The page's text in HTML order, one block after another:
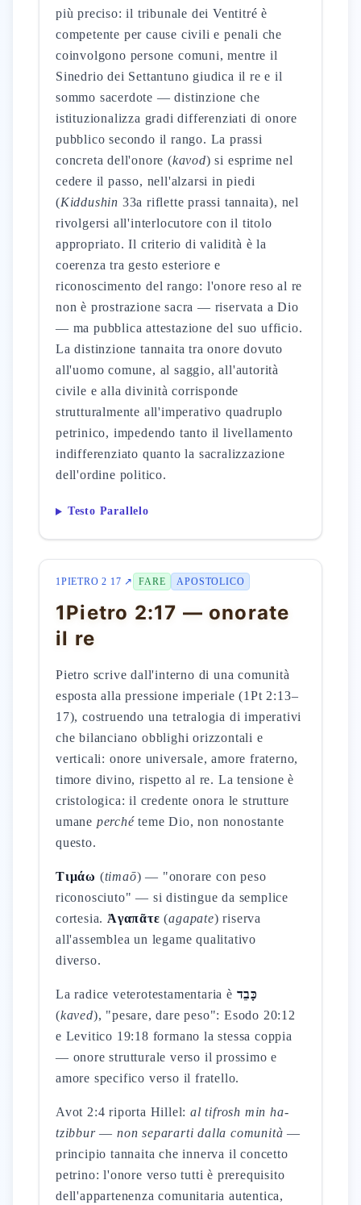
più preciso: il tribunale dei Ventitré è
competente per cause civili e penali che
coinvolgono persone comuni, mentre il
Sinedrio dei Settantuno giudica il re e il
sommo sacerdote — distinzione che
istituzionalizza gradi differenziati di onore
pubblico secondo il rango. La prassi
concreta dell'onore (kavod) si esprime nel
cedere il passo, nell'alzarsi in piedi
(Kiddushin 33a riflette prassi tannaita), nel
rivolgersi all'interlocutore con il titolo
appropriato. Il criterio di validità è la
coerenza tra gesto esteriore e
riconoscimento del rango: l'onore reso al re
non è prostrazione sacra — riservata a Dio
— ma pubblica attestazione del suo ufficio.
La distinzione tannaita tra onore dovuto
all'uomo comune, al saggio, all'autorità
civile e alla divinità corrisponde
strutturalmente all'imperativo quadruplo
petrinico, impedendo tanto il livellamento
indifferenziato quanto la sacralizzazione
dell'ordine politico.
Testo Parallelo
1PIETRO 2 17 ↗ FARE APOSTOLICO
1Pietro 2:17 — onorate
il re
Pietro scrive dall'interno di una comunità
esposta alla pressione imperiale (1Pt 2:13–
17), costruendo una tetralogia di imperativi
che bilanciano obblighi orizzontali e
verticali: onore universale, amore fraterno,
timore divino, rispetto al re. La tensione è
cristologica: il credente onora le strutture
umane perchéteme Dio, non nonostante
questo.
Τιμάω (timaō) — "onorare con peso
riconosciuto" — si distingue da semplice
cortesia. Ἀγαπᾶτε (agapate) riserva
all'assemblea un legame qualitativo
diverso.
La radice veterotestamentaria è כָּבֵד
(kaved), "pesare, dare peso": Esodo 20:12
e Levitico 19:18 formano la stessa coppia
— onore strutturale verso il prossimo e
amore specifico verso il fratello.
Avot 2:4 riporta Hillel: al tifrosh min ha-
tzibbur—non separarti dalla comunità —
principio tannaita che innerva il concetto
petrino: l'onore verso tutti è prerequisito
dell'appartenenza comunitaria autentica,